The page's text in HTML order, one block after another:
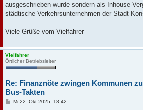
ausgeschrieben wurde sondern als Inhouse-
städtische Verkehrsunternehmen der Stadt
Viele Grüße vom Vielfahrer
Vielfahrer
Örtlicher Betriebsleiter
Re: Finanznöte zwingen Kommunen
Bus-Takten
BMi 22. Okt 2025, 18:42